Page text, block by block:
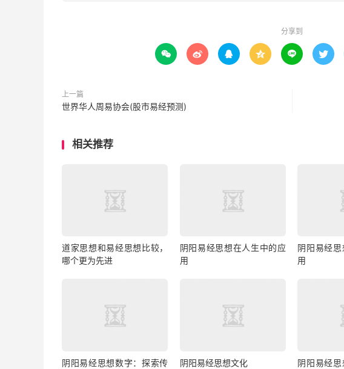
分享到
     
上一篇
世界华人周易协会(股市易经预测)
相关推荐
道家思想和易经思想比较，
哪个更为先进
阴阳易经思想在人生中的应
用
阴阳易经
用
阴阳易经思想数字：探索传
阴阳易经思想文化
阴阳易经